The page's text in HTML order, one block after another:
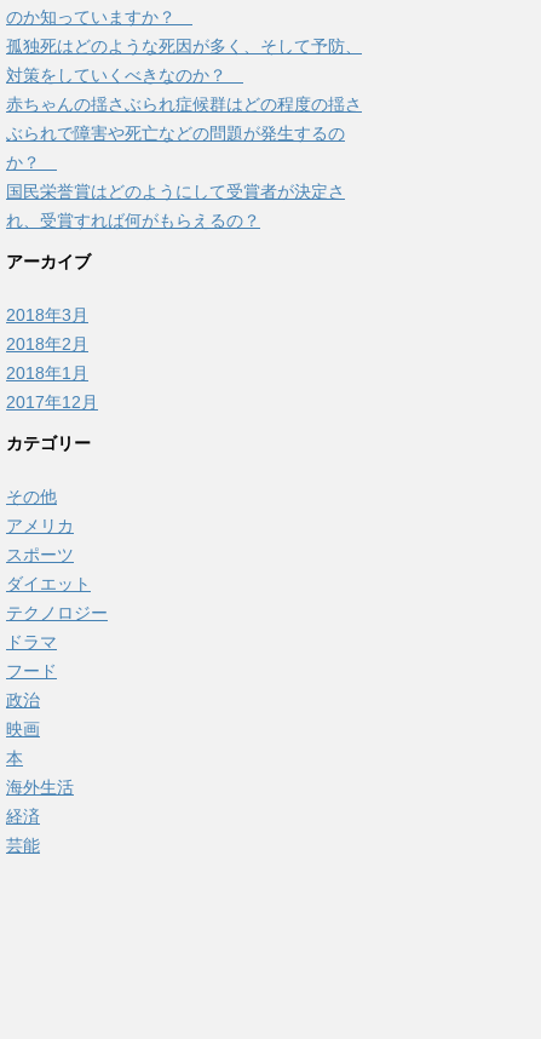
のか知っていますか？
孤独死はどのような死因が多く、そして予防、
対策をしていくべきなのか？
赤ちゃんの揺さぶられ症候群はどの程度の揺さ
ぶられで障害や死亡などの問題が発生するの
か？
国民栄誉賞はどのようにして受賞者が決定さ
れ、受賞すれば何がもらえるの？
アーカイブ
2018年3月
2018年2月
2018年1月
2017年12月
カテゴリー
その他
アメリカ
スポーツ
ダイエット
テクノロジー
ドラマ
フード
政治
映画
本
海外生活
経済
芸能